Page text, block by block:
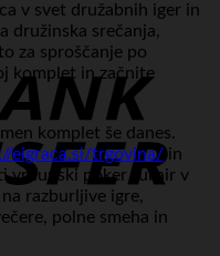
v svet družabnih iger in
družinska srečanja,
za sproščanje po
komplet in začnite
komplet še danes.
eigraca.si/trgovina/in
vrhunski poker turnir v
razburljive igre,
polne smeha in